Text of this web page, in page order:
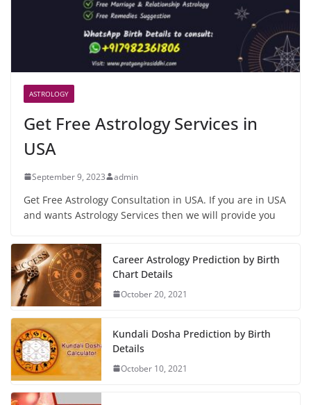
ASTROLOGY
Get Free Astrology Services in
USA
September 9, 2023 admin
Get Free Astrology Consultation in USA. If you are in USA
and wants Astrology Services then we will provide you
Career Astrology Prediction by Birth
Chart Details
October 20, 2021
Kundali Dosha Prediction by Birth
Details
October 10, 2021